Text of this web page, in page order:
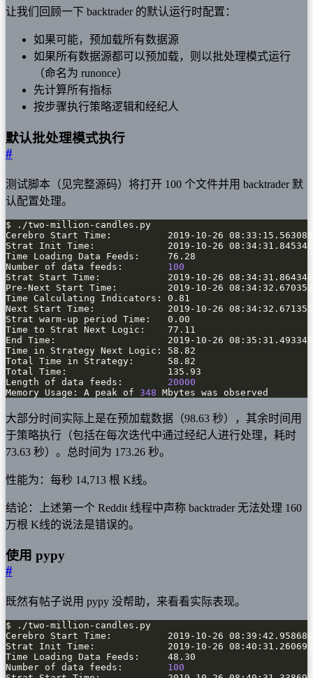
让我们回顾一下 backtrader 的默认运行时配置：
如果可能，预加载所有数据源
如果所有数据源都可以预加载，则以批处理模式运行
（命名为 runonce）
先计算所有指标
按步骤执行策略逻辑和经纪人
默认批处理模式执行
#
测试脚本（见完整源码）将打开 100 个文件并用 backtrader 默
认配置处理。
Number of data feeds: 100
Length of data feeds: 20000
Memory Usage: A peak of 348 Mbytes was observed
大部分时间实际上是在预加载数据（98.63 秒），其余时间用
于策略执行（包括在每次迭代中通过经纪人进行处理，耗时
73.63 秒）。总时间为 173.26 秒。
性能为：每秒 14,713 根 K线。
结论：上述第一个 Reddit 线程中声称 backtrader 无法处理 160
万根 K线的说法是错误的。
使用 pypy
#
既然有帖子说用 pypy 没帮助，来看看实际表现。
Number of data feeds: 100